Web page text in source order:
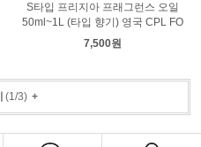
S타입 프리지아 프래그런스 오일
50ml~1L (타입 향기) 영국 CPL FO
7,500원
(1/3)+